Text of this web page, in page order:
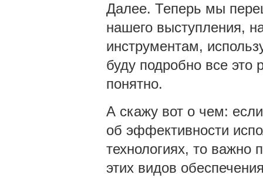
Далее. Теперь мы
нашего выступления,
инструментам,
буду подробно все
понятно.
А скажу вот о чем:
об эффективности
технологиях, то важно
этих видов